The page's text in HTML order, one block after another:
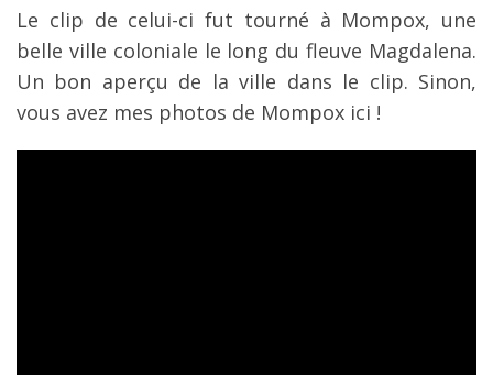
Le clip de celui-ci fut tourné à Mompox, une
belle ville coloniale le long du fleuve Magdalena.
Un bon aperçu de la ville dans le clip. Sinon,
vous avez mes photos de Mompox ici !